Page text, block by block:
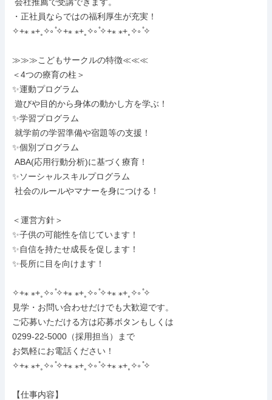
・正社員ならではの福利厚生が充実！
✧+⁎ ⁎+˳✧༚ ̊✧+⁎ ⁎+˳✧༚ ̊✧+⁎ ⁎+˳✧༚ ̊✧
≫≫≫こどもサークルの特徴≪≪≪
＜4つの療育の柱＞
✨運動プログラム
✨学習プログラム
✨個別プログラム
✨ソーシャルスキルプログラム
＜運営方針＞
✨子供の可能性を信じています！
✨自信を持たせ成長を促します！
✨長所に目を向けます！
✧+⁎ ⁎+˳✧༚ ̊✧+⁎ ⁎+˳✧༚ ̊✧+⁎ ⁎+˳✧༚ ̊✧
見学・お問い合わせだけでも大歓迎です。
ご応募いただける方は応募ボタンもしくは
0299-22-5000（採用担当）まで
お気軽にお電話ください！
✧+⁎ ⁎+˳✧༚ ̊✧+⁎ ⁎+˳✧༚ ̊✧+⁎ ⁎+˳✧༚ ̊✧
【仕事内容】